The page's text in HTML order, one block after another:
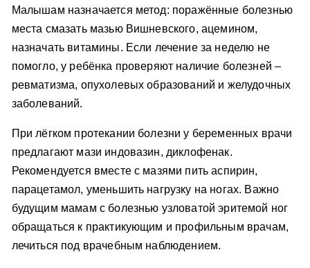
Малышам назначается метод: поражённые болезнью
места смазать мазью Вишневского, ацемином,
назначать витамины. Если лечение за неделю не
помогло, у ребёнка проверяют наличие болезней –
ревматизма, опухолевых образований и желудочных
заболеваний.
При лёгком протекании болезни у беременных врачи
предлагают мази индовазин, диклофенак.
Рекомендуется вместе с мазями пить аспирин,
парацетамол, уменьшить нагрузку на ногах. Важно
будущим мамам с болезнью узловатой эритемой ног
обращаться к практикующим и профильным врачам,
лечиться под врачебным наблюдением.